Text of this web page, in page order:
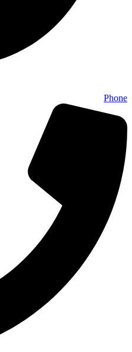
Phone